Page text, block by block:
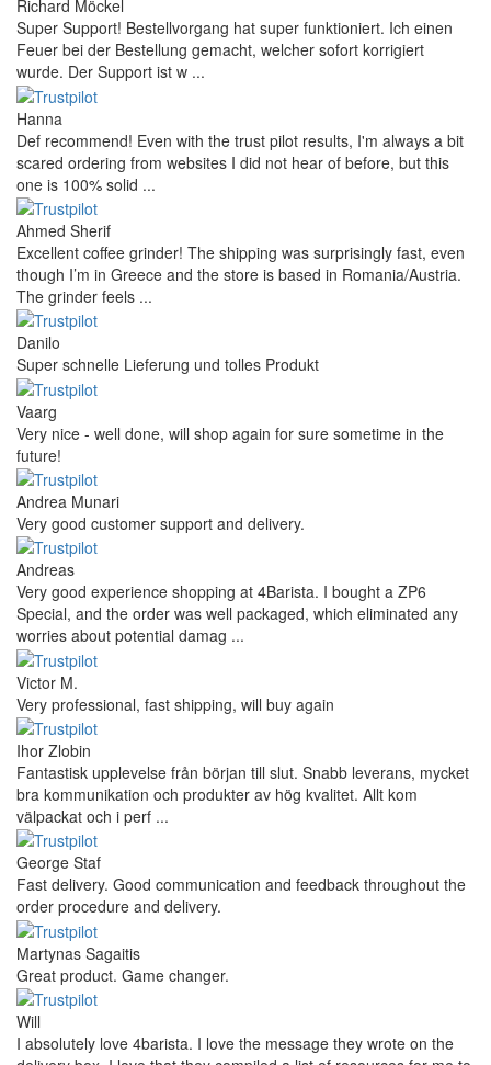
Richard Möckel
Super Support! Bestellvorgang hat super funktioniert. Ich einen
Feuer bei der Bestellung gemacht, welcher sofort korrigiert
wurde. Der Support ist w ...
Hanna
Def recommend! Even with the trust pilot results, I'm always a bit
scared ordering from websites I did not hear of before, but this
one is 100% solid ...
Ahmed Sherif
Excellent coffee grinder! The shipping was surprisingly fast, even
though I’m in Greece and the store is based in Romania/Austria.
The grinder feels ...
Danilo
Super schnelle Lieferung und tolles Produkt
Vaarg
Very nice - well done, will shop again for sure sometime in the
future!
Andrea Munari
Very good customer support and delivery.
Andreas
Very good experience shopping at 4Barista. I bought a ZP6
Special, and the order was well packaged, which eliminated any
worries about potential damag ...
Victor M.
Very professional, fast shipping, will buy again
Ihor Zlobin
Fantastisk upplevelse från början till slut. Snabb leverans, mycket
bra kommunikation och produkter av hög kvalitet. Allt kom
välpackat och i perf ...
George Staf
Fast delivery. Good communication and feedback throughout the
order procedure and delivery.
Martynas Sagaitis
Great product. Game changer.
Will
I absolutely love 4barista. I love the message they wrote on the